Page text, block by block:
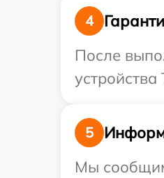
4
После
5
Мы